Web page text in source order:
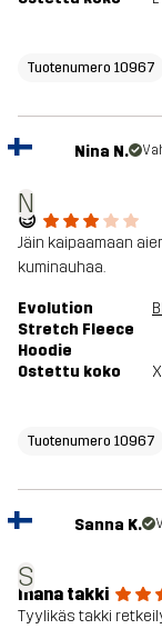
Tuotenumero 10967
N
Nina N.
😎
Jäin kaipaamaan
kuminauhaa.
Evolution
Stretch Fleece
Hoodie
Ostettu koko
Tuotenumero 10967
S
Sanna K.
Ihana takki
Tyylikäs takki